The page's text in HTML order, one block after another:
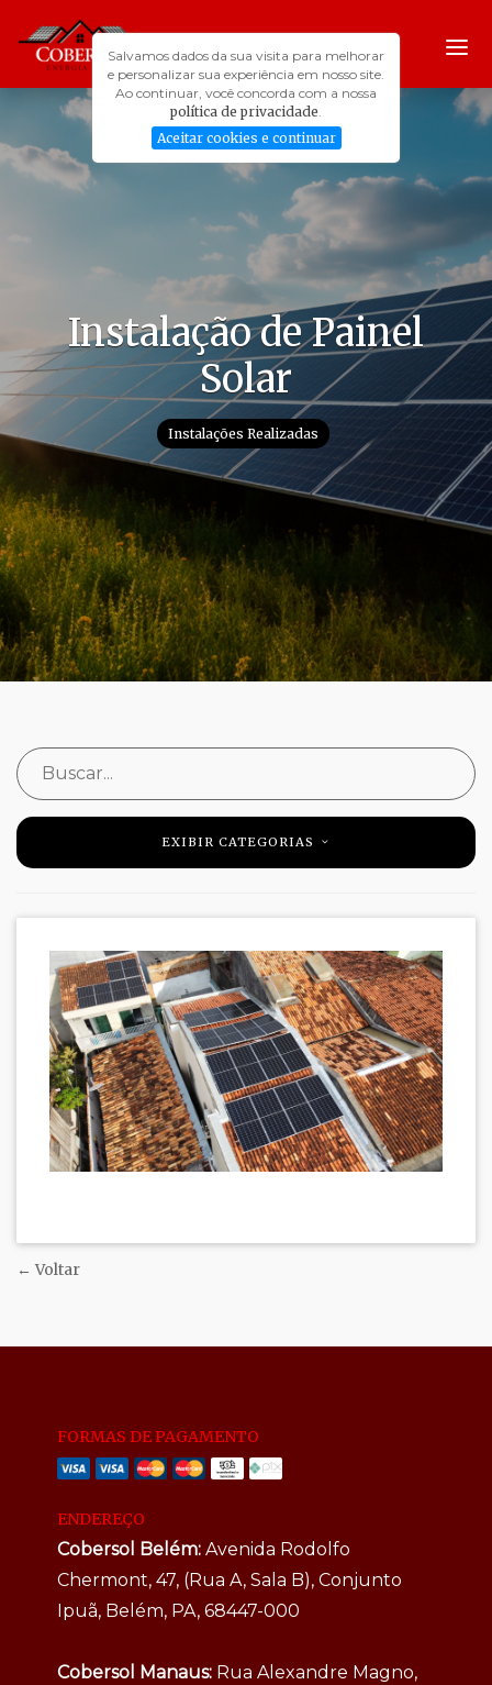
Salvamos dados da sua visita para melhorar
e personalizar sua experiência em nosso site.
Ao continuar, você concorda com a nossa
política de privacidade.
Aceitar cookies e continuar
INÍCIO
SOBRE NÓS
UNIDADESInstalação de Painel
Solar
Instalações Realizadas
EXIBIR CATEGORIAS
← Voltar
FORMAS DE PAGAMENTO
ENDEREÇO
Cobersol Belém: Avenida Rodolfo
Chermont, 47, (Rua A, Sala B), Conjunto
Ipuã, Belém, PA, 68447-000
Cobersol Manaus: Rua Alexandre Magno,